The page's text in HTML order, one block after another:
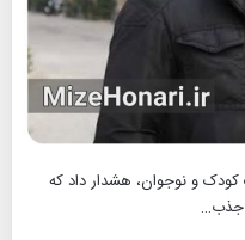
و نوجوان، هشدار داد که
جذب…